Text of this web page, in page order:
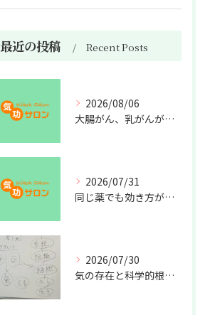
最近の投稿 Recent Posts
2026/08/06
大腸がん、乳がんが増えた理由
2026/07/31
同じ薬でも効き方が違う？
2026/07/30
気の存在と科学的根拠の授業